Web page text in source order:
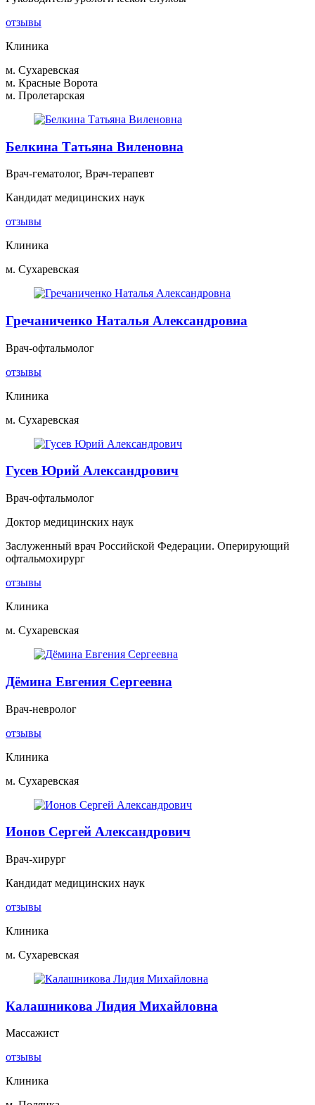
отзывы
Клиника
м. Сухаревская
м. Красные Ворота
м. Пролетарская
Белкина Татьяна Виленовна
Врач-гематолог, Врач-терапевт
Кандидат медицинских наук
отзывы
Клиника
м. Сухаревская
Гречаниченко Наталья Александровна
Врач-офтальмолог
отзывы
Клиника
м. Сухаревская
Гусев Юрий Александрович
Врач-офтальмолог
Доктор медицинских наук
Заслуженный врач Российской Федерации. Оперирующий
офтальмохирург
отзывы
Клиника
м. Сухаревская
Дёмина Евгения Сергеевна
Врач-невролог
отзывы
Клиника
м. Сухаревская
Ионов Сергей Александрович
Врач-хирург
Кандидат медицинских наук
отзывы
Клиника
м. Сухаревская
Калашникова Лидия Михайловна
Массажист
отзывы
Клиника